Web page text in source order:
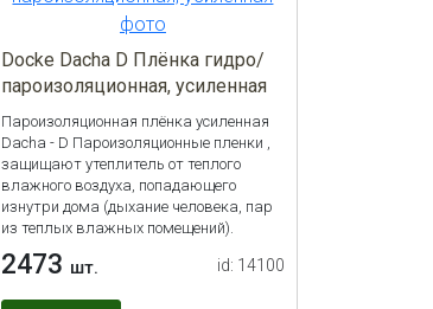
Docke Dacha D Плёнка гидро/
пароизоляционная, усиленная
Пароизоляционная плёнка усиленная
Dacha - D Пароизоляционные пленки ,
защищают утеплитель от теплого
влажного воздуха, попадающего
изнутри дома (дыхание человека, пар
из теплых влажных помещений).
2473 шт. id: 14100